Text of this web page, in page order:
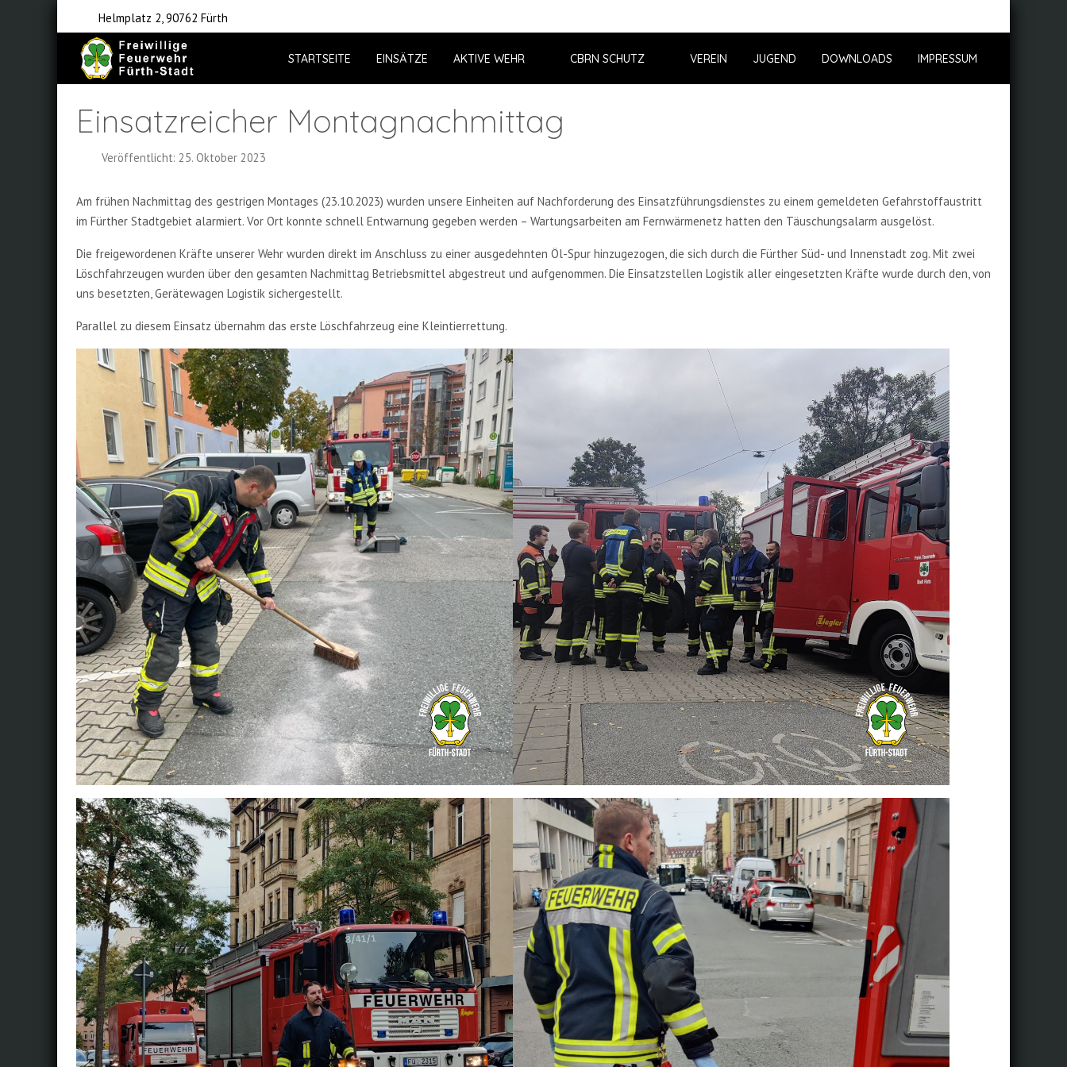
Helmplatz 2, 90762 Fürth
STARTSEITE EINSÄTZE AKTIVE WEHR CBRN SCHUTZ VEREIN JUGEND DOWNLOADS IMPRESSUM
Einsatzreicher Montagnachmittag
Veröffentlicht: 25. Oktober 2023
Am frühen Nachmittag des gestrigen Montages (23.10.2023) wurden unsere Einheiten auf Nachforderung des Einsatzführungsdienstes zu einem gemeldeten Gefahrstoffaustritt
im Fürther Stadtgebiet alarmiert. Vor Ort konnte schnell Entwarnung gegeben werden – Wartungsarbeiten am Fernwärmenetz hatten den Täuschungsalarm ausgelöst.
Die freigewordenen Kräfte unserer Wehr wurden direkt im Anschluss zu einer ausgedehnten Öl-Spur hinzugezogen, die sich durch die Fürther Süd- und Innenstadt zog. Mit zwei
Löschfahrzeugen wurden über den gesamten Nachmittag Betriebsmittel abgestreut und aufgenommen. Die Einsatzstellen Logistik aller eingesetzten Kräfte wurde durch den, von
uns besetzten, Gerätewagen Logistik sichergestellt.
Parallel zu diesem Einsatz übernahm das erste Löschfahrzeug eine Kleintierrettung.